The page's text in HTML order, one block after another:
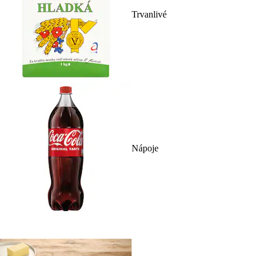
Trvanlivé
Nápoje